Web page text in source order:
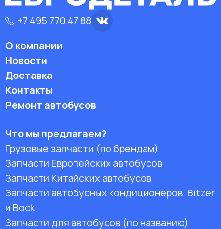
+7 495 770 47 88
О компании
Новости
Доставка
Контакты
Ремонт автобусов
Что мы предлагаем?
Грузовые запчасти (по брендам)
Запчасти Европейских автобусов
Запчасти Китайских автобусов
Запчасти автобусных кондиционеров: Bitzer
и Bock
Запчасти для автобусов (по названию)